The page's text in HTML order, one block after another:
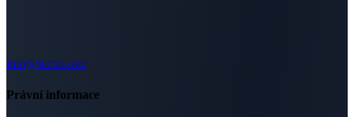
info@lectio.one
Právní informace